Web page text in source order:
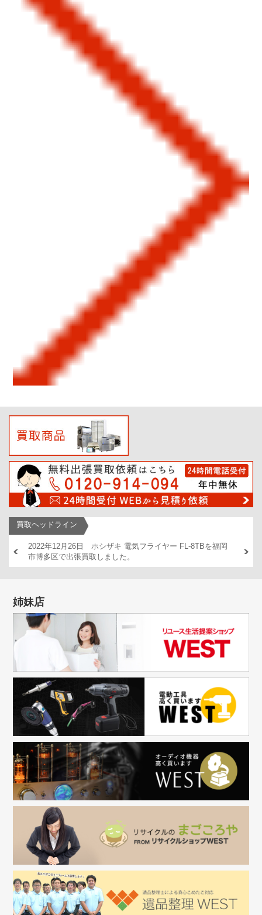
買取ヘッドライン
2022年12月26日 ホシザキ 電気フライヤー FL-8TBを福岡
市博多区で出張買取しました。
出張買
姉妹店